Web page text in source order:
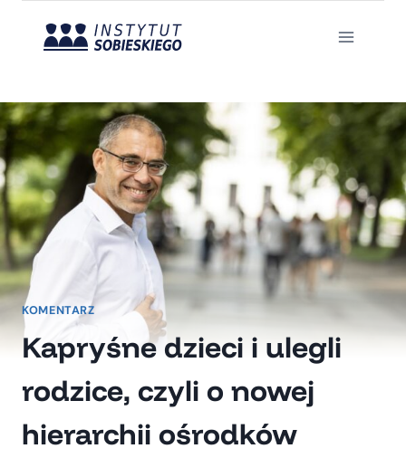
KOMENTARZ
Kapryśne dzieci i ulegli
rodzice, czyli o nowej
hierarchii ośrodków